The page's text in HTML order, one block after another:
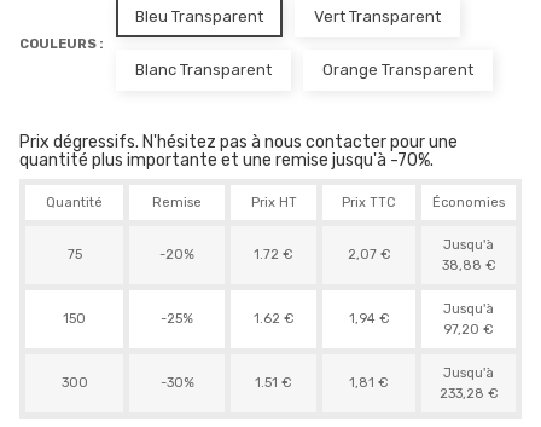
COULEURS :
Bleu Transparent Vert Transparent
Blanc Transparent Orange Transparent
Prix dégressifs. N'hésitez pas à nous contacter pour une
quantité plus importante et une remise jusqu'à -70%.
Quantité Remise Prix HT Prix TTC Économies
75 -20% 1.72 € 2,07 €
Jusqu'à
38,88 €
150 -25% 1.62 € 1,94 €
Jusqu'à
97,20 €
300 -30% 1.51 € 1,81 €
Jusqu'à
233,28 €